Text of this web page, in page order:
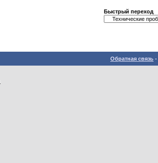
Быстрый переход
Обратная связь -